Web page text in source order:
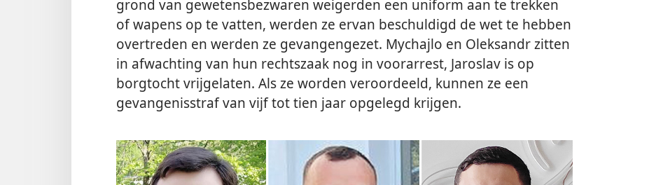
grond van gewetensbezwaren weigerden een uniform aan te trekken
of wapens op te vatten, werden ze ervan beschuldigd de wet te hebben
overtreden en werden ze gevangengezet. Mychajlo en Oleksandr zitten
in afwachting van hun rechtszaak nog in voorarrest, Jaroslav is op
borgtocht vrijgelaten. Als ze worden veroordeeld, kunnen ze een
gevangenisstraf van vijf tot tien jaar opgelegd krijgen.